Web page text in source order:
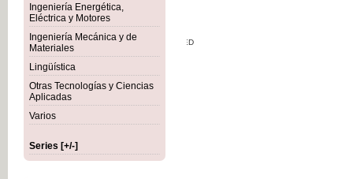
Ingeniería Energética,
Eléctrica y Motores
Ingeniería Mecánica y de
Materiales
Lingüística
Otras Tecnologías y Ciencias
Aplicadas
Varios
Series [+/-]